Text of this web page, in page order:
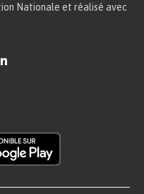
Nationale et réalisé avec